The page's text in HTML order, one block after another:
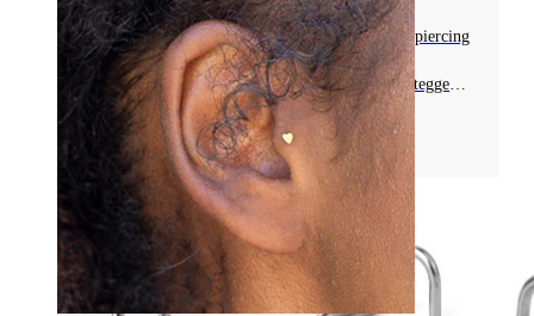
Scopri come aprire e chiudere i tuoi cerchi da piercing
in modo sicuro con la nostra guida semplice e
intuitiva. Leggi i consigli degli esperti per proteggere
i tuoi gioielli e piercing.
Leggi di più